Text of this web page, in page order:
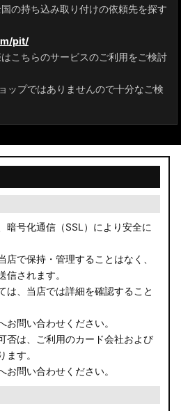
タ
クス ハイウェイスター
の持ち込み取り付けの依頼先を探す
pit/
こちらのサービスのご利用をご検討
ップではありませんので十分なご検
暗号化通信（SSL）により安全に
店で保持・管理することはなく、
されます。
は、当店では詳細を確認すること
問い合わせください。
否は、ご利用のカード会社および
ます。
お問い合わせください。